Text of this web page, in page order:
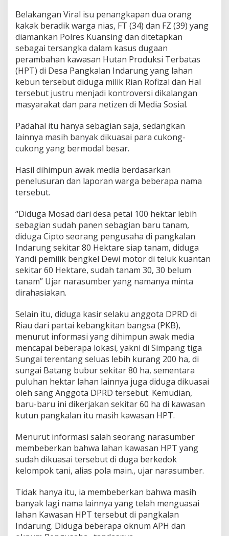
i
D
e
s
a
P
a
n
g
k
a
a
n
I
n
a
r
K
u
a
s
i
n
g
Belakangan Viral isu penangkapan dua orang
kakak beradik warga nias, FT (34) dan FZ (39) yang
diamankan Polres Kuansing dan ditetapkan
sebagai tersangka dalam kasus dugaan
perambahan kawasan Hutan Produksi Terbatas
(HPT) di Desa Pangkalan Indarung yang lahan
kebun tersebut diduga milik Rian Rofizal dan Hal
tersebut justru menjadi kontroversi dikalangan
masyarakat dan para netizen di Media Sosial.
Padahal itu hanya sebagian saja, sedangkan
lainnya masih banyak dikuasai para cukong-
cukong yang bermodal besar.
Hasil dihimpun awak media berdasarkan
penelusuran dan laporan warga beberapa nama
tersebut.
“Diduga Mosad dari desa petai 100 hektar lebih
sebagian sudah panen sebagian baru tanam,
diduga Cipto seorang pengusaha di pangkalan
Indarung sekitar 80 Hektare siap tanam, diduga
Yandi pemilik bengkel Dewi motor di teluk kuantan
sekitar 60 Hektare, sudah tanam 30, 30 belum
tanam” Ujar narasumber yang namanya minta
dirahasiakan.
Selain itu, diduga kasir selaku anggota DPRD di
Riau dari partai kebangkitan bangsa (PKB),
menurut informasi yang dihimpun awak media
mencapai beberapa lokasi, yakni di Simpang tiga
Sungai terentang seluas lebih kurang 200 ha, di
sungai Batang bubur sekitar 80 ha, sementara
puluhan hektar lahan lainnya juga diduga dikuasai
oleh sang Anggota DPRD tersebut. Kemudian,
baru-baru ini dikerjakan sekitar 60 ha di kawasan
kutun pangkalan itu masih kawasan HPT.
Menurut informasi salah seorang narasumber
membeberkan bahwa lahan kawasan HPT yang
sudah dikuasai tersebut di duga berkedok
kelompok tani, alias pola main., ujar narasumber.
Tidak hanya itu, ia membeberkan bahwa masih
banyak lagi nama lainnya yang telah menguasai
lahan Kawasan HPT tersebut di pangkalan
Indarung. Diduga beberapa oknum APH dan